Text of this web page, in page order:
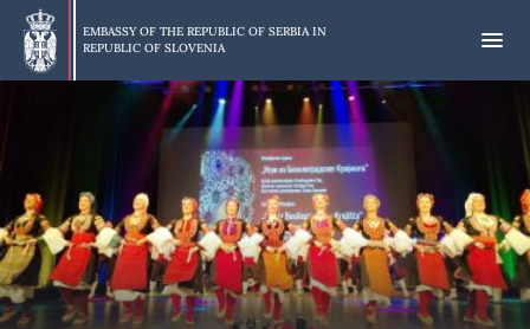
Skip
main
content
EMBASSY OF THE REPUBLIC OF SERBIA IN
REPUBLIC OF SLOVENIA